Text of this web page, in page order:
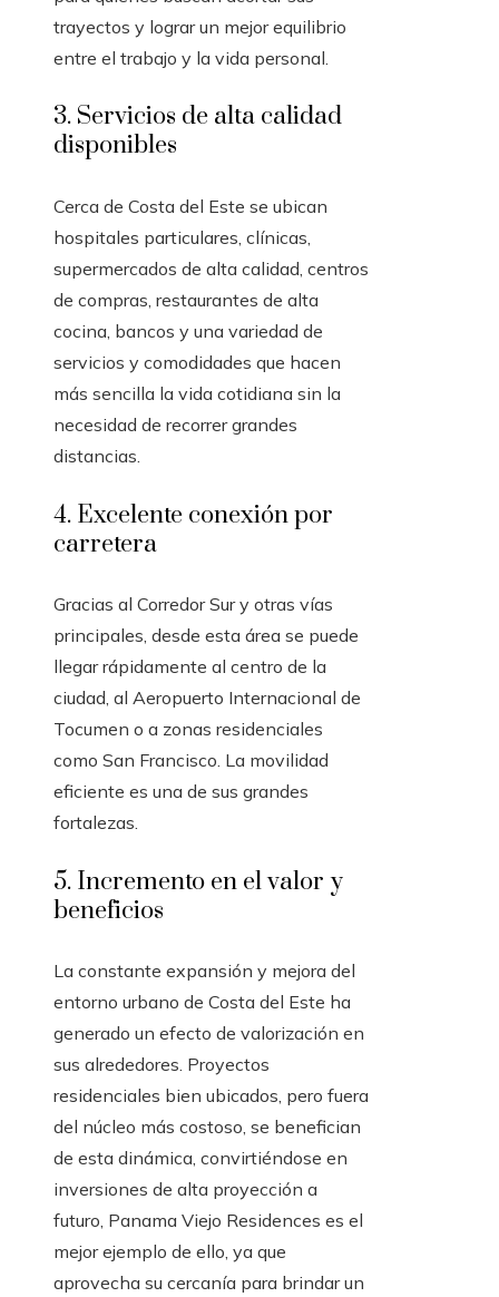
trayectos y lograr un mejor equilibrio
entre el trabajo y la vida personal.
3. Servicios de alta calidad
disponibles
Cerca de Costa del Este se ubican
hospitales particulares, clínicas,
supermercados de alta calidad, centros
de compras, restaurantes de alta
cocina, bancos y una variedad de
servicios y comodidades que hacen
más sencilla la vida cotidiana sin la
necesidad de recorrer grandes
distancias.
4. Excelente conexión por
carretera
Gracias al Corredor Sur y otras vías
principales, desde esta área se puede
llegar rápidamente al centro de la
ciudad, al Aeropuerto Internacional de
Tocumen o a zonas residenciales
como San Francisco. La movilidad
eficiente es una de sus grandes
fortalezas.
5. Incremento en el valor y
beneficios
La constante expansión y mejora del
entorno urbano de Costa del Este ha
generado un efecto de valorización en
sus alrededores. Proyectos
residenciales bien ubicados, pero fuera
del núcleo más costoso, se benefician
de esta dinámica, convirtiéndose en
inversiones de alta proyección a
futuro, Panama Viejo Residences es el
mejor ejemplo de ello, ya que
aprovecha su cercanía para brindar un